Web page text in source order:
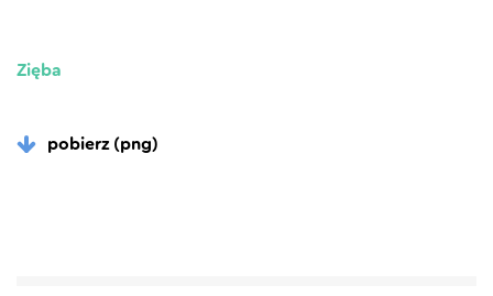
Zięba
pobierz (png)